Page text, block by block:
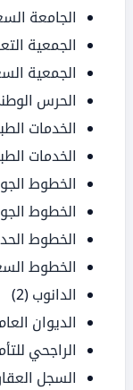
الجامعة
الجمعية
الجمعية
الحرس
الخدمات
الخدمات
الخطوط
الخطوط
الخطوط
الخطوط
الدانوب (2)
الديوان
الراجحي
السجل